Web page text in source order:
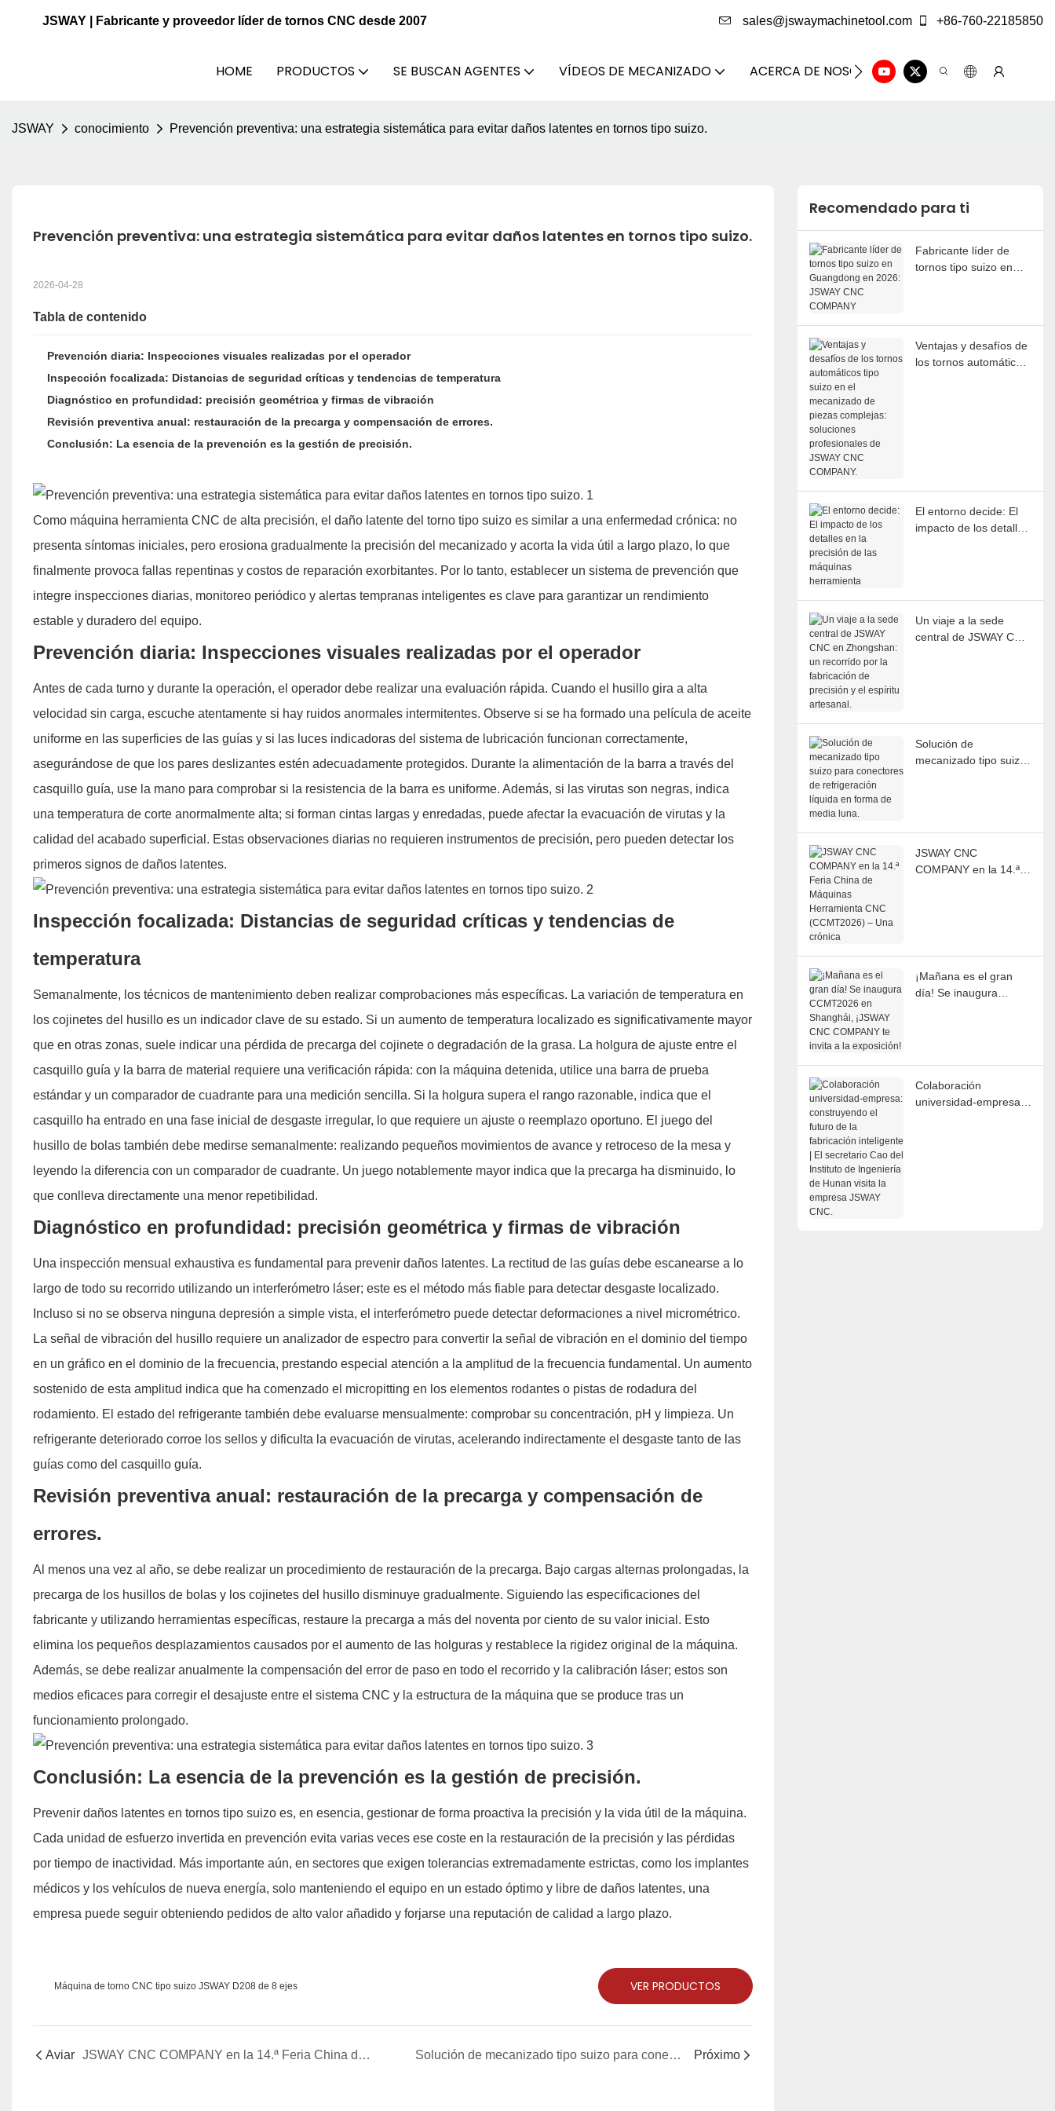
JSWAY | Fabricante y proveedor líder de tornos CNC desde 2007 sales@jswaymachinetool.com +86-760-22185850
HOME PRODUCTOS SE BUSCAN AGENTES VÍDEOS DE MECANIZADO ACERCA DE NOSOTROS SOLUCIÓN
JSWAY conocimiento Prevención preventiva: una estrategia sistemática para evitar daños latentes en tornos tipo suizo.
Prevención preventiva: una estrategia sistemática para evitar daños latentes en tornos tipo suizo.
2026-04-28
Tabla de contenido
Prevención diaria: Inspecciones visuales realizadas por el operador
Inspección focalizada: Distancias de seguridad críticas y tendencias de temperatura
Diagnóstico en profundidad: precisión geométrica y firmas de vibración
Revisión preventiva anual: restauración de la precarga y compensación de errores.
Conclusión: La esencia de la prevención es la gestión de precisión.
Como máquina herramienta CNC de alta precisión, el daño latente del torno tipo suizo es similar a una enfermedad crónica: no
presenta síntomas iniciales, pero erosiona gradualmente la precisión del mecanizado y acorta la vida útil a largo plazo, lo que
finalmente provoca fallas repentinas y costos de reparación exorbitantes. Por lo tanto, establecer un sistema de prevención que
integre inspecciones diarias, monitoreo periódico y alertas tempranas inteligentes es clave para garantizar un rendimiento
estable y duradero del equipo.
Prevención diaria: Inspecciones visuales realizadas por el operador
Antes de cada turno y durante la operación, el operador debe realizar una evaluación rápida. Cuando el husillo gira a alta
velocidad sin carga, escuche atentamente si hay ruidos anormales intermitentes. Observe si se ha formado una película de aceite
uniforme en las superficies de las guías y si las luces indicadoras del sistema de lubricación funcionan correctamente,
asegurándose de que los pares deslizantes estén adecuadamente protegidos. Durante la alimentación de la barra a través del
casquillo guía, use la mano para comprobar si la resistencia de la barra es uniforme. Además, si las virutas son negras, indica
una temperatura de corte anormalmente alta; si forman cintas largas y enredadas, puede afectar la evacuación de virutas y la
calidad del acabado superficial. Estas observaciones diarias no requieren instrumentos de precisión, pero pueden detectar los
primeros signos de daños latentes.
Inspección focalizada: Distancias de seguridad críticas y tendencias de
temperatura
Semanalmente, los técnicos de mantenimiento deben realizar comprobaciones más específicas. La variación de temperatura en
los cojinetes del husillo es un indicador clave de su estado. Si un aumento de temperatura localizado es significativamente mayor
que en otras zonas, suele indicar una pérdida de precarga del cojinete o degradación de la grasa. La holgura de ajuste entre el
casquillo guía y la barra de material requiere una verificación rápida: con la máquina detenida, utilice una barra de prueba
estándar y un comparador de cuadrante para una medición sencilla. Si la holgura supera el rango razonable, indica que el
casquillo ha entrado en una fase inicial de desgaste irregular, lo que requiere un ajuste o reemplazo oportuno. El juego del
husillo de bolas también debe medirse semanalmente: realizando pequeños movimientos de avance y retroceso de la mesa y
leyendo la diferencia con un comparador de cuadrante. Un juego notablemente mayor indica que la precarga ha disminuido, lo
que conlleva directamente una menor repetibilidad.
Diagnóstico en profundidad: precisión geométrica y firmas de vibración
Una inspección mensual exhaustiva es fundamental para prevenir daños latentes. La rectitud de las guías debe escanearse a lo
largo de todo su recorrido utilizando un interferómetro láser; este es el método más fiable para detectar desgaste localizado.
Incluso si no se observa ninguna depresión a simple vista, el interferómetro puede detectar deformaciones a nivel micrométrico.
La señal de vibración del husillo requiere un analizador de espectro para convertir la señal de vibración en el dominio del tiempo
en un gráfico en el dominio de la frecuencia, prestando especial atención a la amplitud de la frecuencia fundamental. Un aumento
sostenido de esta amplitud indica que ha comenzado el micropitting en los elementos rodantes o pistas de rodadura del
rodamiento. El estado del refrigerante también debe evaluarse mensualmente: comprobar su concentración, pH y limpieza. Un
refrigerante deteriorado corroe los sellos y dificulta la evacuación de virutas, acelerando indirectamente el desgaste tanto de las
guías como del casquillo guía.
Revisión preventiva anual: restauración de la precarga y compensación de
errores.
Al menos una vez al año, se debe realizar un procedimiento de restauración de la precarga. Bajo cargas alternas prolongadas, la
precarga de los husillos de bolas y los cojinetes del husillo disminuye gradualmente. Siguiendo las especificaciones del
fabricante y utilizando herramientas específicas, restaure la precarga a más del noventa por ciento de su valor inicial. Esto
elimina los pequeños desplazamientos causados ​​por el aumento de las holguras y restablece la rigidez original de la máquina.
Además, se debe realizar anualmente la compensación del error de paso en todo el recorrido y la calibración láser; estos son
medios eficaces para corregir el desajuste entre el sistema CNC y la estructura de la máquina que se produce tras un
funcionamiento prolongado.
Conclusión: La esencia de la prevención es la gestión de precisión.
Prevenir daños latentes en tornos tipo suizo es, en esencia, gestionar de forma proactiva la precisión y la vida útil de la máquina.
Cada unidad de esfuerzo invertida en prevención evita varias veces ese coste en la restauración de la precisión y las pérdidas
por tiempo de inactividad. Más importante aún, en sectores que exigen tolerancias extremadamente estrictas, como los implantes
médicos y los vehículos de nueva energía, solo manteniendo el equipo en un estado óptimo y libre de daños latentes, una
empresa puede seguir obteniendo pedidos de alto valor añadido y forjarse una reputación de calidad a largo plazo.
Máquina de torno CNC tipo suizo JSWAY D208 de 8 ejes VER PRODUCTOS
Aviar JSWAY CNC COMPANY en la 14.ª Feria China de Máquinas Herramienta CNC (CCMT2026) – Una crónica Solución de mecanizado tipo suizo para conectores de refrigeración líquida en forma de media luna. Próximo
Recomendado para ti
Fabricante líder de
tornos tipo suizo en
Ventajas y desafíos de
los tornos automáticos
El entorno decide: El
impacto de los detalles
Un viaje a la sede
central de JSWAY CNC
Solución de
mecanizado tipo suizo
JSWAY CNC
COMPANY en la 14.ª
¡Mañana es el gran
día! Se inaugura
Colaboración
universidad-empresa: